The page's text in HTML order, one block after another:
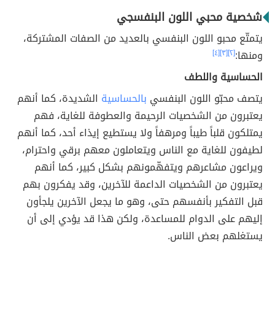
شخصية محبي اللون البنفسجي
يتمتّع محبو اللون البنفسي بالعديد من الصفات المشتركة،
ومنها:[٢] [٣] [٤]
الحساسية واللطف
يتصف محبّو اللون البنفسي بالحساسية الشديدة، كما أنهم
يعتبرون من الشخصيات الرحيمة والعطوفة للغاية، فهم
يمتلكون قلباً طيباً ومرهفاً ولا يستطيع إيذاء أحد، كما أنهم
لطيفون للغاية مع الناس ويتعاملون معهم برقي واحترام،
ويراعون مشاعرهم ويتفهّمونهم بشكل كبير، كما أنهم
يعتبرون من الشخصيات الداعمة للآخرين، وقد يفكرون بهم
قبل التفكير بأنفسهم حتى، وهو ما يجعل الآخرين يلجأون
إليهم على الدوام للمساعدة، ولكن هذا قد يؤدي إلى أن
يستغلهم بعض الناس.